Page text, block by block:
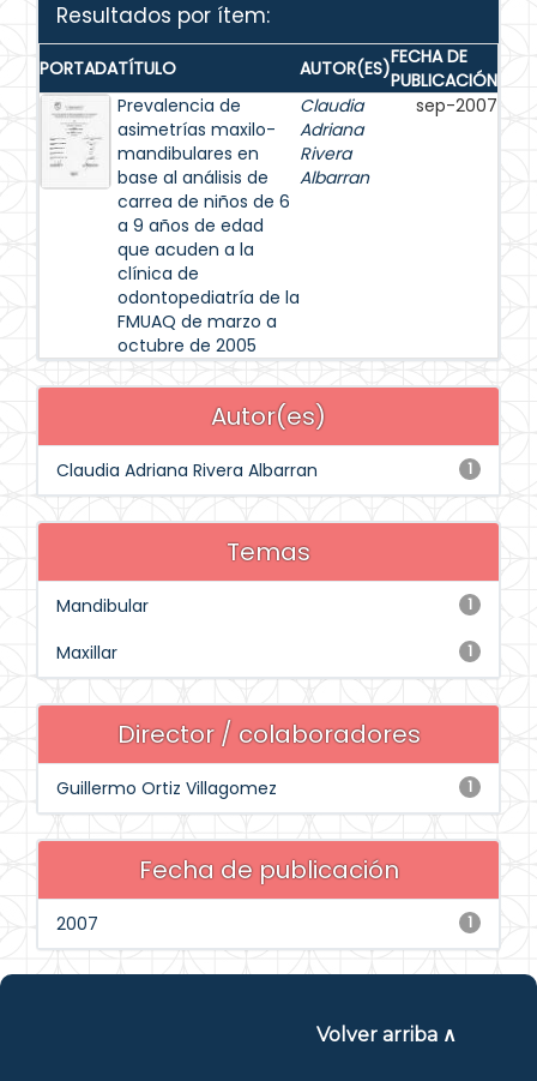
Resultados por ítem:
PORTADATÍTULO AUTOR(ES)FECHA DE
PUBLICACIÓN
Prevalencia de
asimetrías maxilo-
mandibulares en
base al análisis de
carrea de niños de 6
a 9 años de edad
que acuden a la
clínica de
odontopediatría de la
FMUAQ de marzo a
octubre de 2005
Claudia
Adriana
Rivera
Albarran
sep-2007
Autor(es)
1
Claudia Adriana Rivera Albarran
Temas
1
Mandibular
1
Maxillar
Director / colaboradores
1
Guillermo Ortiz Villagomez
Fecha de publicación
1
2007
Volver arriba ∧